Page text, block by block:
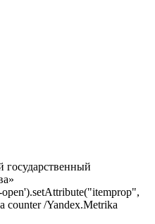
counter/Yandex.Metrika